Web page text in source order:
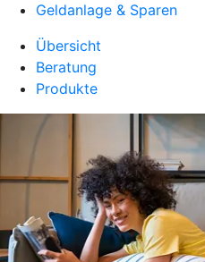
Geldanlage & Sparen
Übersicht
Beratung
Produkte